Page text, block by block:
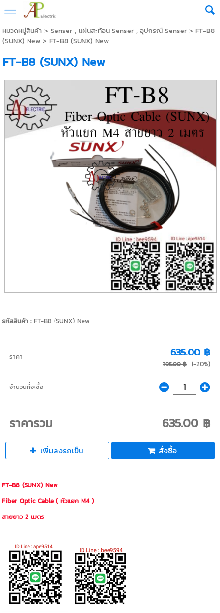
หมวดหมู่สินค้า> Senser , แผ่นสะท้อน Senser , อุปกรณ์ Senser> FT-B8
(SUNX) New> FT-B8 (SUNX) New
FT-B8 (SUNX) New
รหัสสินค้า :FT-B8 (SUNX) New
ราคา 635.00 ฿
795.00 ฿ (-20%)
จำนวนที่จะซื้อ
ราคารวม 635.00 ฿
เพิ่มลงรถเข็น สั่งซื้อ
FT-B8 (SUNX) New
Fiber Optic Cable ( หัวแยก M4 )
สายยาว 2 เมตร